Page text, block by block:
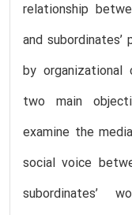
relationship
and
by
two main
examine the
social voice
subordinates’